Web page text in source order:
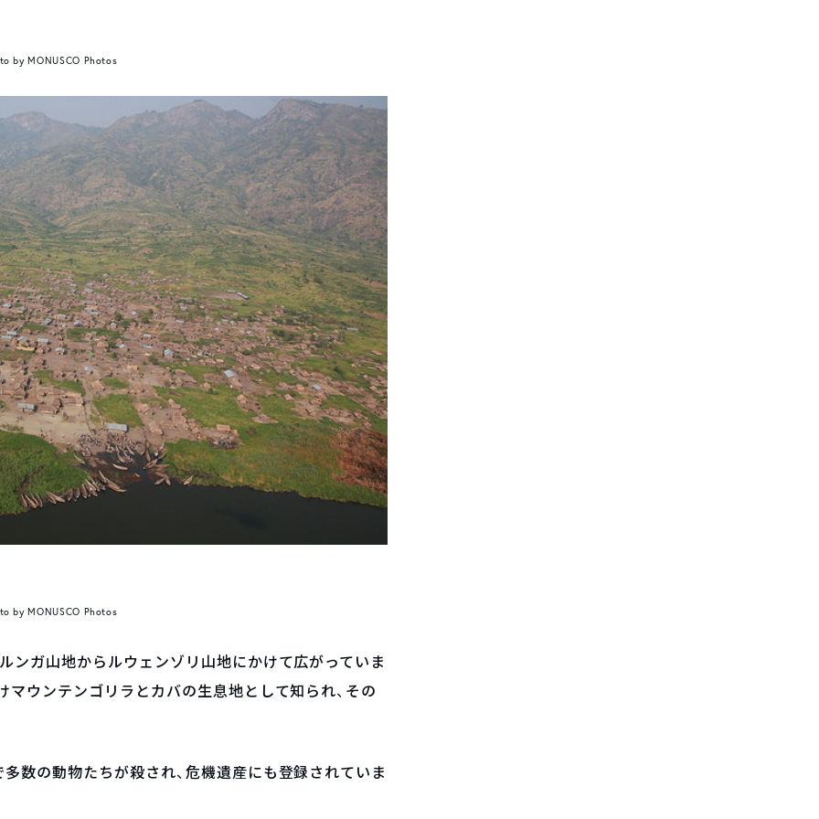
by MONUSCO Photos
by MONUSCO Photos
ンガ山地からルウェンゾリ山地にかけて広がっていま
マウンテンゴリラとカバの生息地として知られ、その
数の動物たちが殺され、危機遺産にも登録されていま